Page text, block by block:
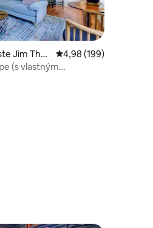
5, počet hodnotení: 47
Jim Thor
Priemerné
4,98 (199)
(s vlastným